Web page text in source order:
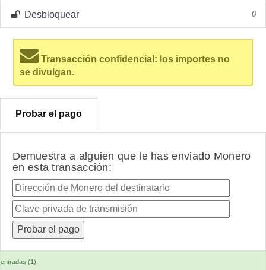
Desbloquear 0
Transacción confidencial: los importes no
se divulgan.
Probar el pago
Demuestra a alguien que le has enviado Monero
en esta transacción:
entradas (1)